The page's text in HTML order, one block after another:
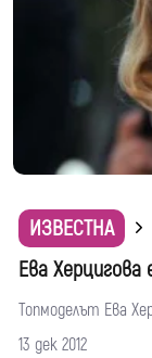
ИЗВЕСТНА
Ева Херцигова
Топмоделът Ева
13 дек 2012